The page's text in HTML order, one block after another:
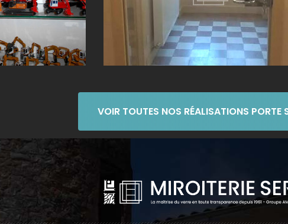
VOIR TOUTES NOS RÉALISATIONS PORTE